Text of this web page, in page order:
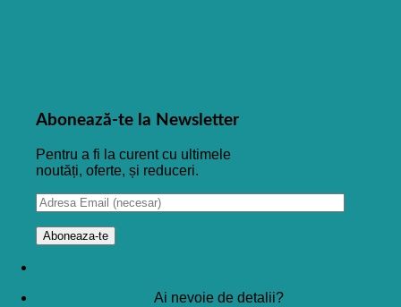
Abonează-te la Newsletter
Pentru a fi la curent cu ultimele
noutăți, oferte, și reduceri.
Ai nevoie de detalii?